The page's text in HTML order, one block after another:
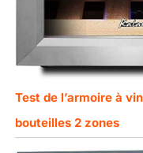
Test de l’armoire à
bouteilles 2 zones